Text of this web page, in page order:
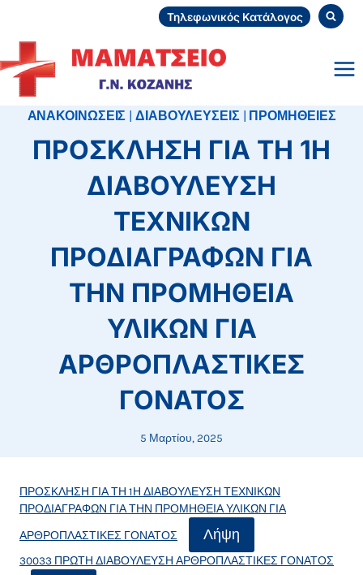
content
Τηλεφωνικός Κατάλογος
ΑΝΑΚΟΙΝΩΣΕΙΣ |ΔΙΑΒΟΥΛΕΥΣΕΙΣ| ΠΡΟΜΗΘΕΙΕΣ
ΠΡΟΣΚΛΗΣΗ ΓΙΑ ΤΗ 1Η
ΔΙΑΒΟΥΛΕΥΣΗ
ΤΕΧΝΙΚΩΝ
ΠΡΟΔΙΑΓΡΑΦΩΝ ΓΙΑ
ΤΗΝ ΠΡΟΜΗΘΕΙΑ
ΥΛΙΚΩΝ ΓΙΑ
ΑΡΘΡΟΠΛΑΣΤΙΚΕΣ
ΓΟΝΑΤΟΣ
5 Μαρτίου, 2025
ΠΡΟΣΚΛΗΣΗ ΓΙΑ ΤΗ 1Η ΔΙΑΒΟΥΛΕΥΣΗ ΤΕΧΝΙΚΩΝ
ΠΡΟΔΙΑΓΡΑΦΩΝ ΓΙΑ ΤΗΝ ΠΡΟΜΗΘΕΙΑ ΥΛΙΚΩΝ ΓΙΑ
ΑΡΘΡΟΠΛΑΣΤΙΚΕΣ ΓΟΝΑΤΟΣ Λήψη
30033 ΠΡΩΤΗ ΔΙΑΒΟΥΛΕΥΣΗ ΑΡΘΡΟΠΛΑΣΤΙΚΕΣ ΓΟΝΑΤΟΣ